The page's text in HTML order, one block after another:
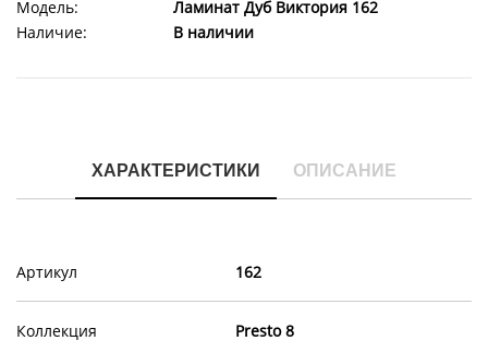
Модель:
Ламинат Дуб Виктория 162
Наличие:
В наличии
ХАРАКТЕРИСТИКИ ОПИСАНИЕ
Артикул 162
Коллекция Presto 8